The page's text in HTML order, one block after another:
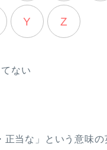
Y Z
ない
正当な」という意味